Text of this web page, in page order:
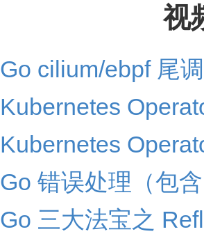
视
Go cilium/ebpf 尾
Kubernetes
Kubernetes
Go 错误处理（包
Go 三大法宝之